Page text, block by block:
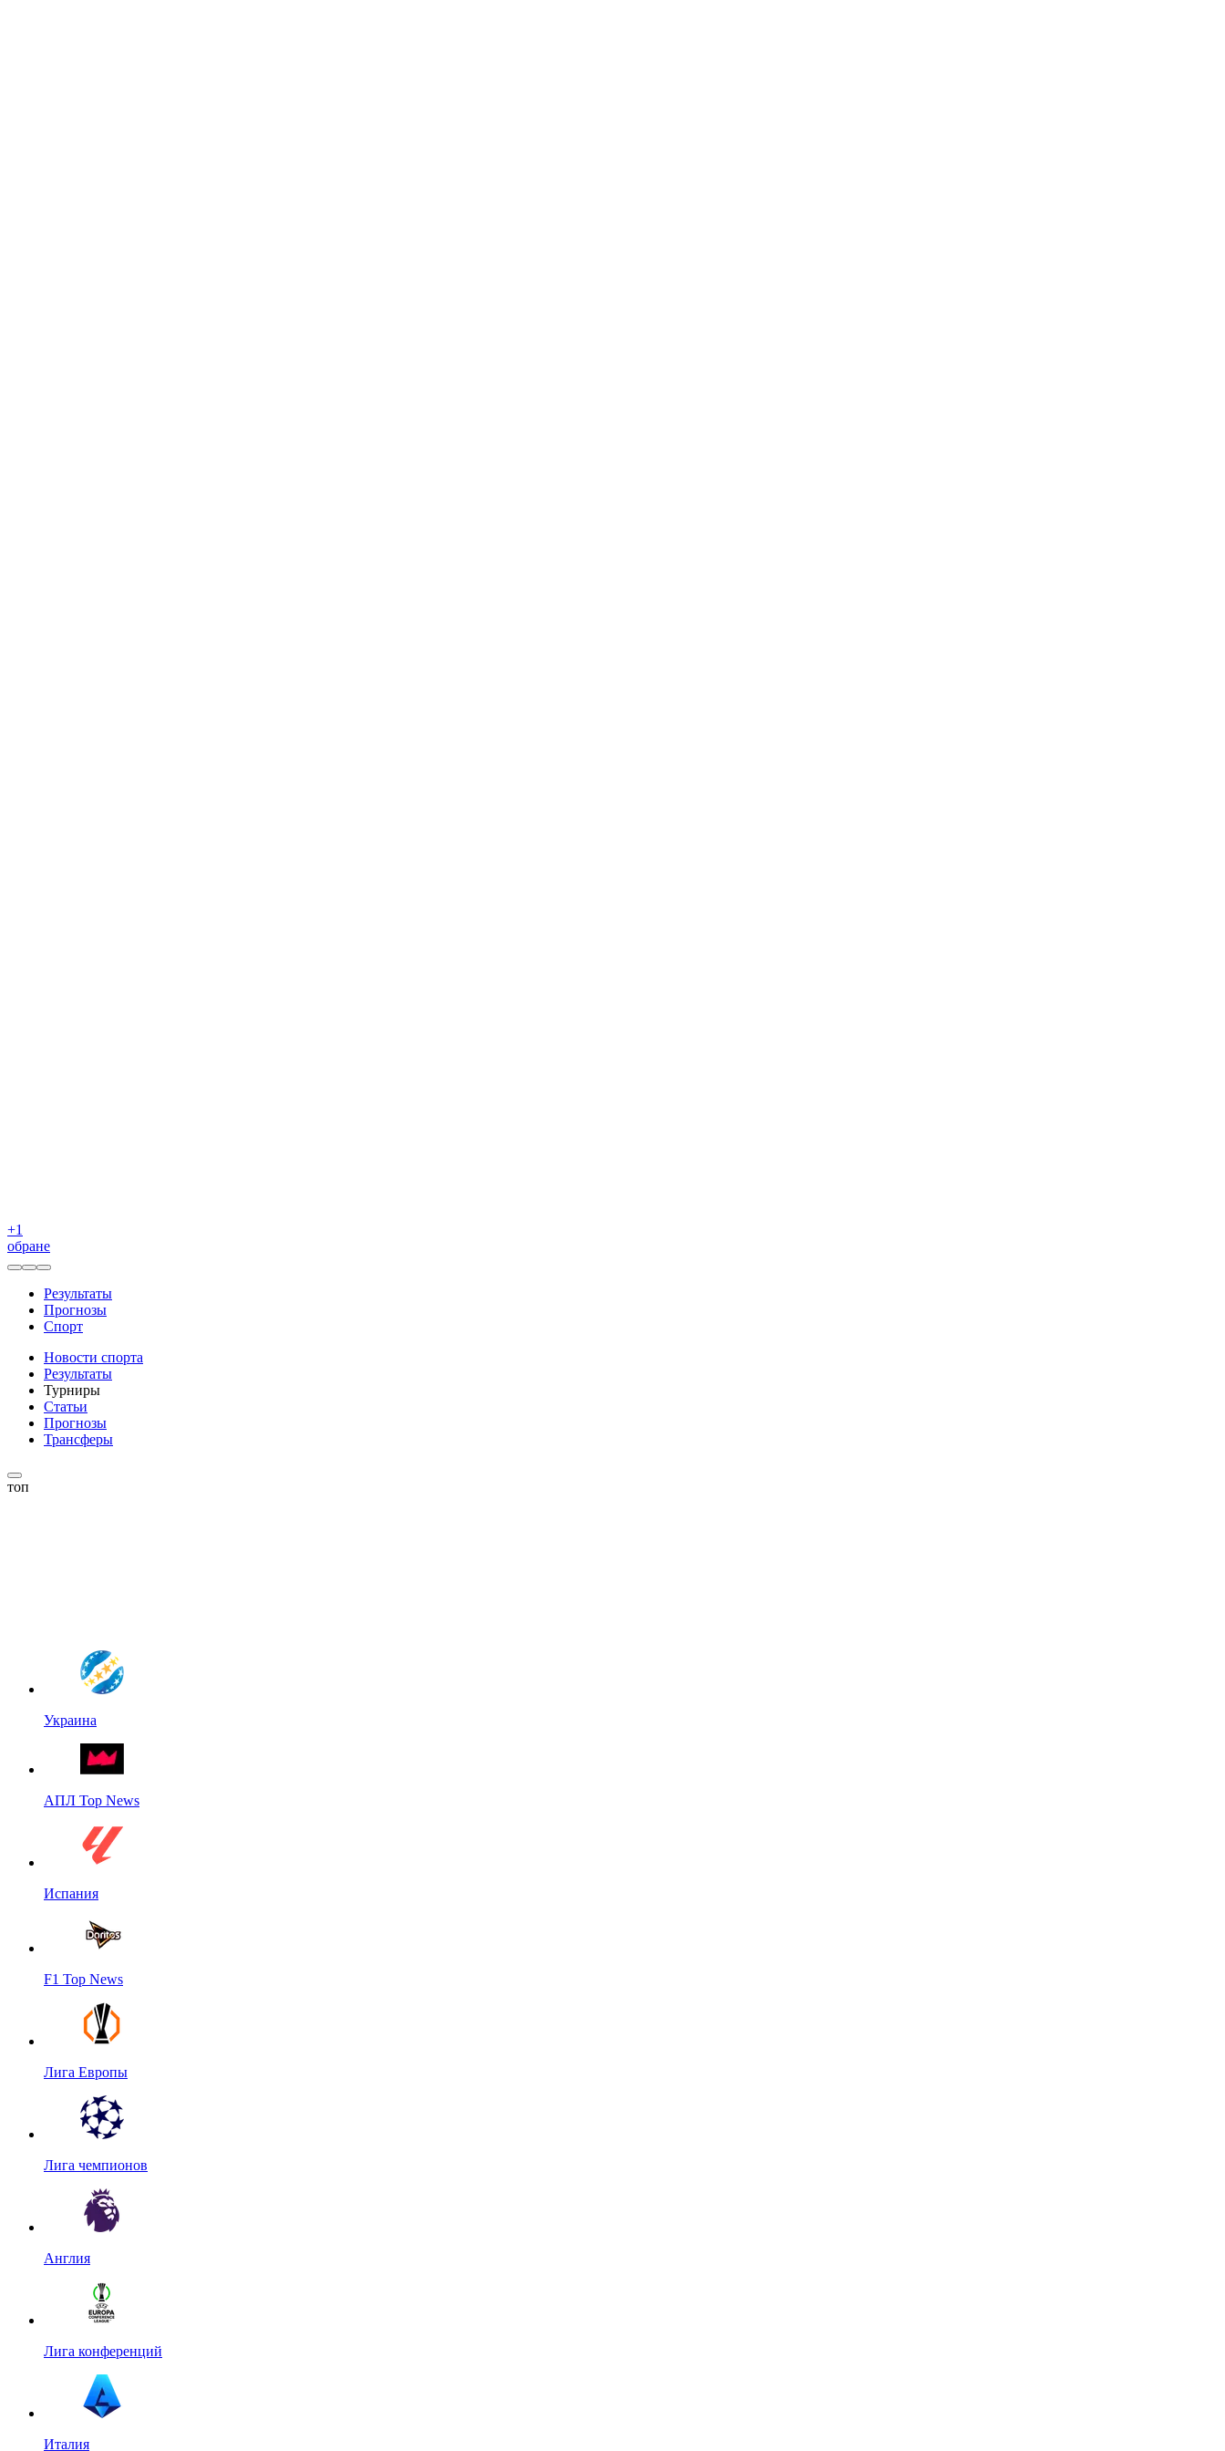
+1
обране
Результаты
Прогнозы
Спорт
Новости спорта
Результаты
Турниры
Статьи
Прогнозы
Трансферы
топ
Украина
АПЛ Top News
Испания
F1 Top News
Лига Европы
Лига чемпионов
Англия
Лига конференций
Италия